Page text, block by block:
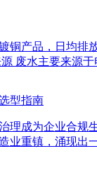
铜产品，日均
废水主要来源
型指南
理成为企业合
业重镇，涌现